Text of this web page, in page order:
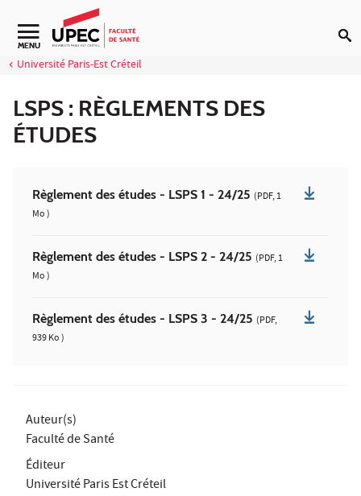
Aller au contenu
Navigation secondaire
MENU
Université Paris-Est Créteil
LSPS : RÈGLEMENTS DES
ÉTUDES
Règlement des études - LSPS 1 - 24/25 (PDF, 1
Mo )
Règlement des études - LSPS 2 - 24/25 (PDF, 1
Mo )
Règlement des études - LSPS 3 - 24/25 (PDF,
939 Ko )
Auteur(s)
Faculté de Santé
Éditeur
Université Paris Est Créteil